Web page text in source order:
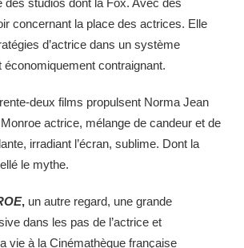
concernant la place des actrices. Elle
d’actrice dans un système
économiquement contraignant.
deux films propulsent Norma Jean
actrice, mélange de candeur et de
irradiant l’écran, sublime. Dont la
le mythe.
, un autre regard, une grande
dans les pas de l’actrice et
vie à la Cinémathèque française